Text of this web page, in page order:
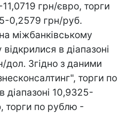
грн/євро, торги
0,2579 грн/руб.
міжбанківському
в діапазоні
дол. Згідно з даними
торги по
діапазоні 10,9325-
торги по рублю -